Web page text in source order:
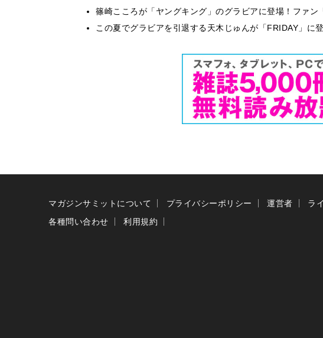
篠崎こころが「ヤングキング」のグラビアに登場！ファン
この夏でグラビアを引退する天木じゅんが「FRIDAY」に
マガジンサミットについて プライバシーポリシー 運営者
ラ
各種問い合わせ
利用規約